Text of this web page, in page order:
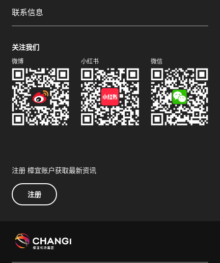
联系信息
关注我们
微博 小红书 微信
注册 樟宜账户获取最新资讯
注册